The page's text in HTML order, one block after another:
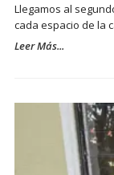
Llegamos al
cada espacio de la
Leer Más...